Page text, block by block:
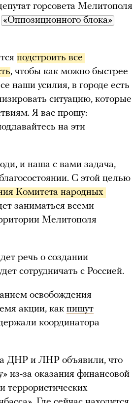
горсовета Мелитополя
«Оппозиционного блока»
подстроить все
, чтобы как можно быстрее
наши усилия, в городе есть
ситуацию, которые
Я вас прошу:
на эти
и наша с вами задача,
С этой целью
Комитета народных
заниматься всеми
Мелитополя
речь о создании
сотрудничать с Россией.
освобождения
акции, как пишут
координатора
ДНР и ЛНР объявили, что
из-за оказания финансовой
террористических